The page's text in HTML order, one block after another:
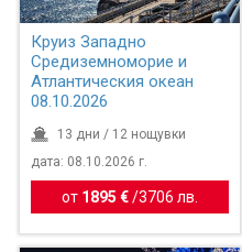
Круиз Западно
Средиземноморие и
Атлантическия океан
08.10.2026
13 дни / 12 нощувки
дата: 08.10.2026 г.
от 1895 € /3706 лв.